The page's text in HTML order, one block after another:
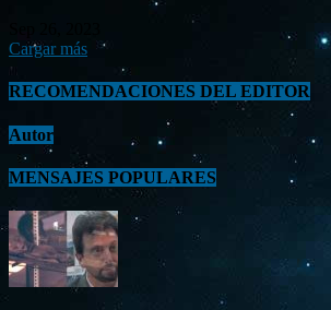
Cargar más
RECOMENDACIONES DEL EDITOR
Autor
MENSAJES POPULARES